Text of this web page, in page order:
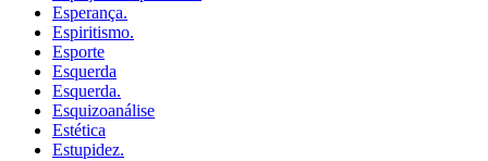
Esperança.
Espiritismo.
Esporte
Esquerda
Esquerda.
Esquizoanálise
Estética
Estupidez.